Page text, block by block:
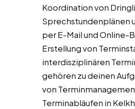
Koordination von
Sprechstundenplänen
per E-Mail und Online-
Erstellung von
interdisziplinären
gehören zu deinen
von
Terminabläufen in